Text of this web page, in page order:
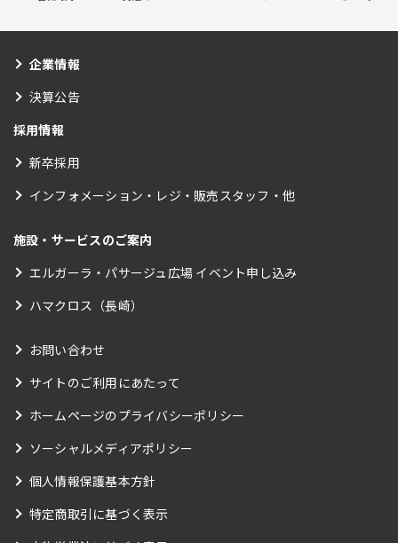
企業情報
決算公告
採用情報
新卒採用
インフォメーション・レジ・販売スタッフ・他
施設・サービスのご案内
エルガーラ・パサージュ広場 イベント申し込み
ハマクロス（長崎）
お問い合わせ
サイトのご利用にあたって
ホームページのプライバシーポリシー
ソーシャルメディアポリシー
個人情報保護基本方針
特定商取引に基づく表示